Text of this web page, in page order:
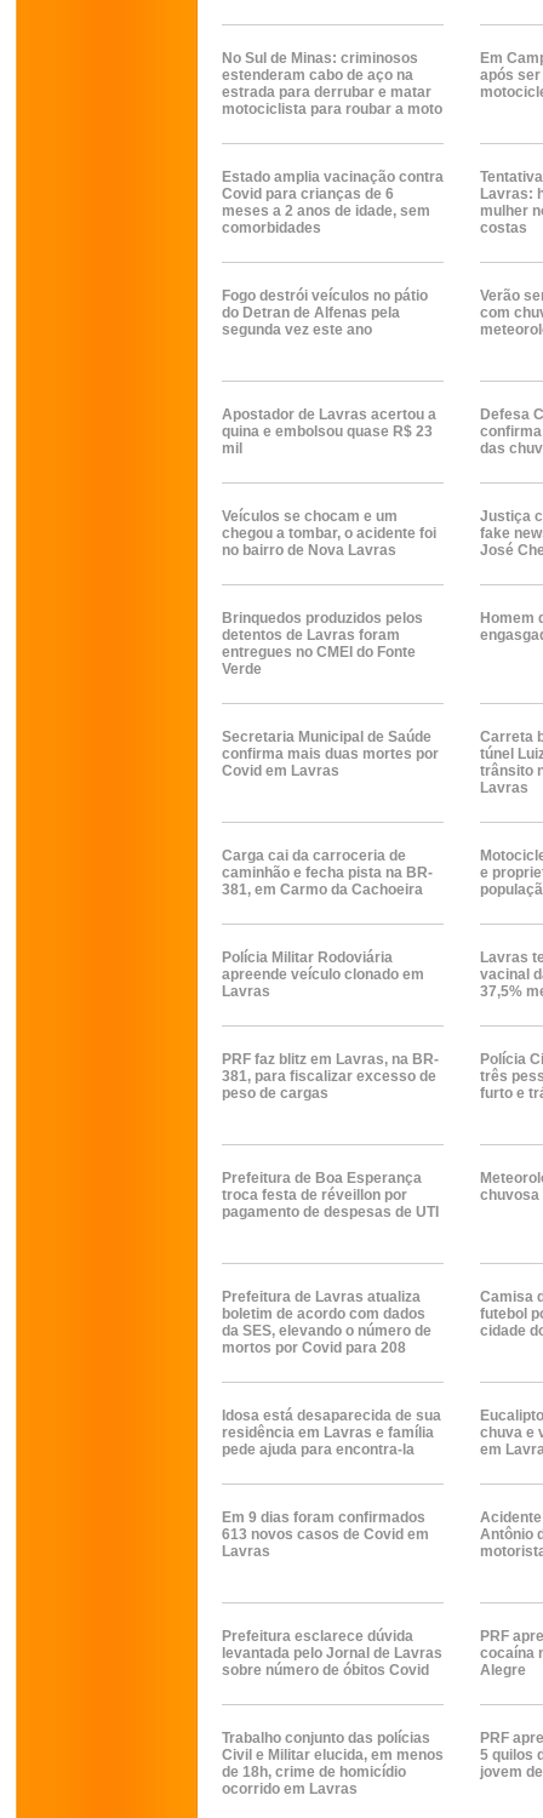
No Sul de Minas: criminosos
estenderam cabo de aço na
estrada para derrubar e matar
motociclista para roubar a moto
Em
após
Estado amplia vacinação contra
Covid para crianças de 6
meses a 2 anos de idade, sem
comorbidades
Lavras:
mulher
costas
Fogo destrói veículos no pátio
do Detran de Alfenas pela
segunda vez este ano
Verão
com
Apostador de Lavras acertou a
quina e embolsou quase R$ 23
mil
Defesa
confirma
das
Veículos se chocam e um
chegou a tombar, o acidente foi
no bairro de Nova Lavras
Justiça
fake
José
Brinquedos produzidos pelos
detentos de Lavras foram
entregues no CMEI do Fonte
Verde
Homem
Secretaria Municipal de Saúde
confirma mais duas mortes por
Covid em Lavras
Carreta
túnel
trânsito
Lavras
Carga cai da carroceria de
caminhão e fecha pista na BR-
381, em Carmo da Cachoeira
e
Polícia Militar Rodoviária
apreende veículo clonado em
Lavras
Lavras
vacinal
37,5%
PRF faz blitz em Lavras, na BR-
381, para fiscalizar excesso de
peso de cargas
Polícia
três
furto e
Prefeitura de Boa Esperança
troca festa de réveillon por
pagamento de despesas de UTI
chuvosa
Prefeitura de Lavras atualiza
boletim de acordo com dados
da SES, elevando o número de
mortos por Covid para 208
Camisa
futebol
cidade
Idosa está desaparecida de sua
residência em Lavras e família
pede ajuda para encontra-la
chuva e
em
Em 9 dias foram confirmados
613 novos casos de Covid em
Lavras
Antônio
Prefeitura esclarece dúvida
levantada pelo Jornal de Lavras
sobre número de óbitos Covid
PRF
cocaína
Alegre
Trabalho conjunto das polícias
Civil e Militar elucida, em menos
de 18h, crime de homicídio
ocorrido em Lavras
PRF
5 quilos
jovem